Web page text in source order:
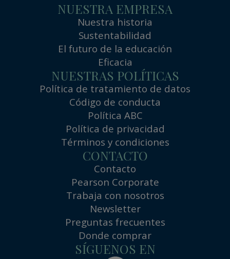
NUESTRA EMPRESA
Nuestra historia
Sustentabilidad
El futuro de la educación
Eficacia
NUESTRAS POLÍTICAS
Política de tratamiento de datos
Código de conducta
Política ABC
Política de privacidad
Términos y condiciones
CONTACTO
Contacto
Pearson Corporate
Trabaja con nosotros
Newsletter
Preguntas frecuentes
Donde comprar
SÍGUENOS EN